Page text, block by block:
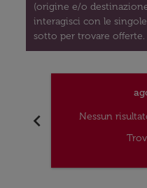
(origine e/o
interagisci con le
sotto per trovare offerte.
chevron_left
Nessun